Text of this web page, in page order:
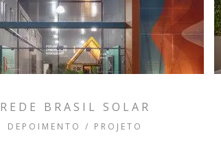
REDE BRASIL SOLAR
DEPOIMENTO / PROJETO